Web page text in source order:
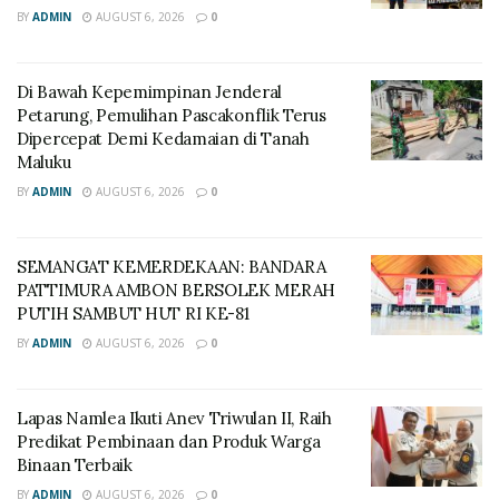
BY ADMIN AUGUST 6, 2026 0
Di Bawah Kepemimpinan Jenderal
Petarung, Pemulihan Pascakonflik Terus
Dipercepat Demi Kedamaian di Tanah
Maluku
BY ADMIN AUGUST 6, 2026 0
SEMANGAT KEMERDEKAAN: BANDARA
PATTIMURA AMBON BERSOLEK MERAH
PUTIH SAMBUT HUT RI KE-81
BY ADMIN AUGUST 6, 2026 0
Lapas Namlea Ikuti Anev Triwulan II, Raih
Predikat Pembinaan dan Produk Warga
Binaan Terbaik
BY ADMIN AUGUST 6, 2026 0